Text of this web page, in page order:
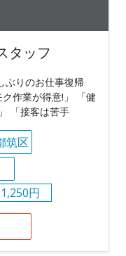
タッフ
ぶりのお仕事復帰
作業が得意!」 「健
「接客は苦手
筑区
円